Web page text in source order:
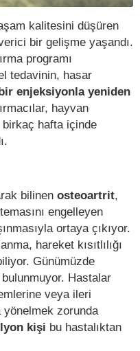
kalitesini düşüren
bir gelişme yaşandı.
programı
tedavinin, hasar
enjeksiyonla yeniden
hayvan
birkaç hafta içinde
bilinen osteoartrit,
engelleyen
ortaya çıkıyor.
hareket kısıtlılığı
Günümüzde
Hastalar
veya ileri
yönelmek zorunda
kişi bu hastalıktan